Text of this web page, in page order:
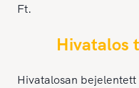
Ft.
Hivatalos
Hivatalosan